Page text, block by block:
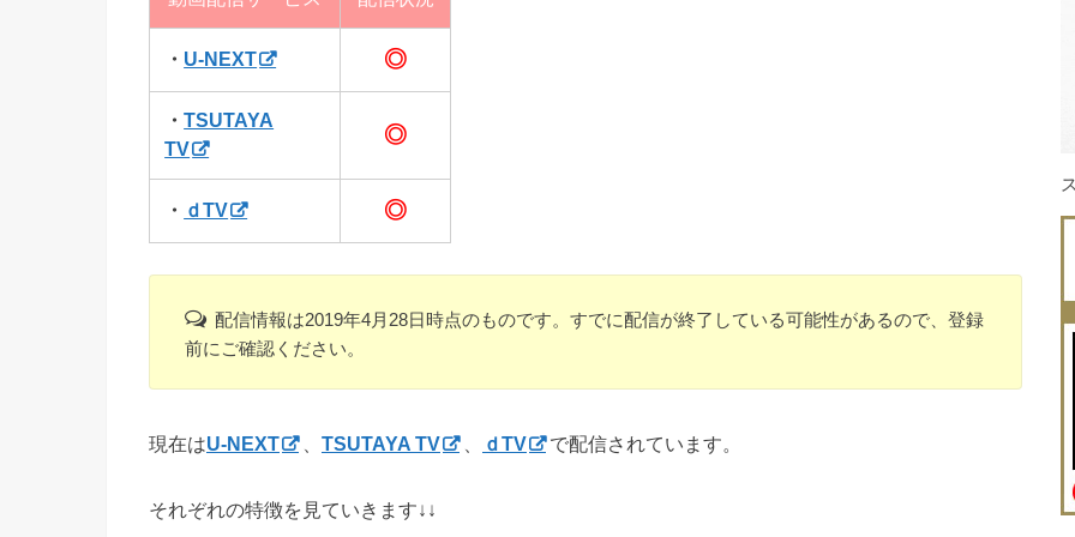
・ U-NEXT ◎
・TSUTAYA
TV
◎
・ ｄTV ◎
配信情報は2019年4月28日時点のものです。すでに配信が終了している可能性があるので、登録
前にご確認ください。
現在はU-NEXT TSUTAYA TV ｄTV で配信されています。
それぞれの特徴を見ていきます↓↓